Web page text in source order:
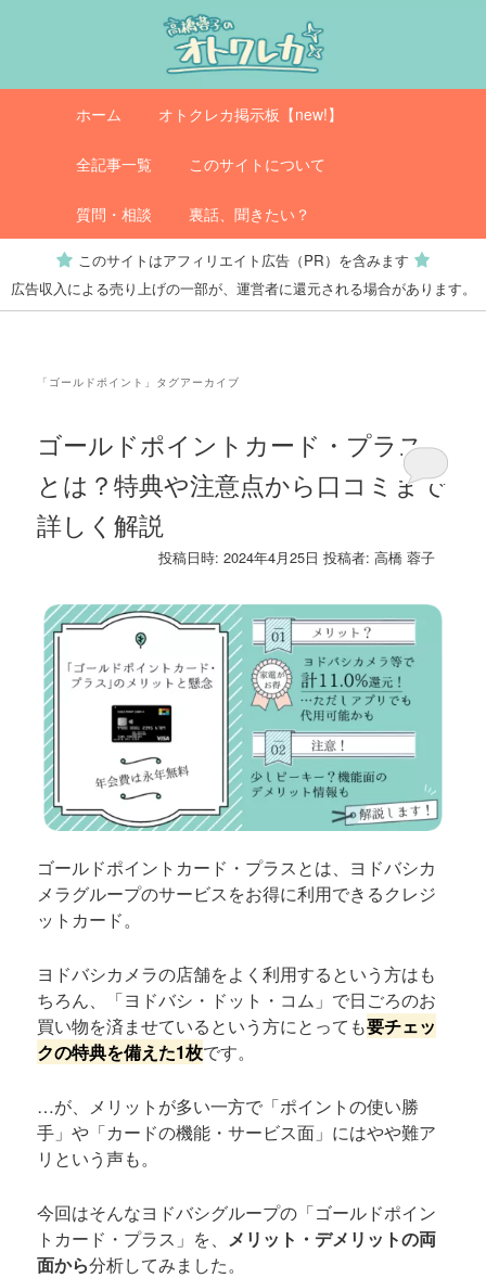
へ
動
移
オトクレカ
ュ
ホーム オトクレカ掲示板【new!】
全記事一覧 このサイトについて
質問・相談 裏話、聞きたい？
このサイトはアフィリエイト広告（PR）を含みます
広告収入による売り上げの一部が、運営者に還元される場合があります。
「 ゴールドポイント 」タグアーカイブ
ゴールドポイントカード・プラス
とは？特典や注意点から口コミまで
詳しく解説
投稿日時:2024年4月25日 投稿者:高橋 蓉子
ゴールドポイントカード・プラスとは、ヨドバシカ
メラグループのサービスをお得に利用できるクレジ
ットカード。
ヨドバシカメラの店舗をよく利用するという方はも
ちろん、「ヨドバシ・ドット・コム」で日ごろのお
買い物を済ませているという方にとっても要チェッ
クの特典を備えた1枚です。
…が、メリットが多い一方で「ポイントの使い勝
手」や「カードの機能・サービス面」にはやや難ア
リという声も。
今回はそんなヨドバシグループの「ゴールドポイン
トカード・プラス」を、 メリット・デメリットの両
面から分析してみました。